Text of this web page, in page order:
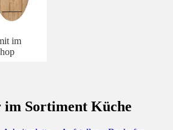
im
Sortiment Küche